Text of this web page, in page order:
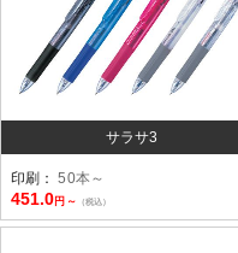
サラサ3
印刷：50本～
451.0 円～ （税込）